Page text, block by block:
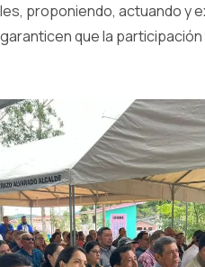
proponiendo, actuando y
que la